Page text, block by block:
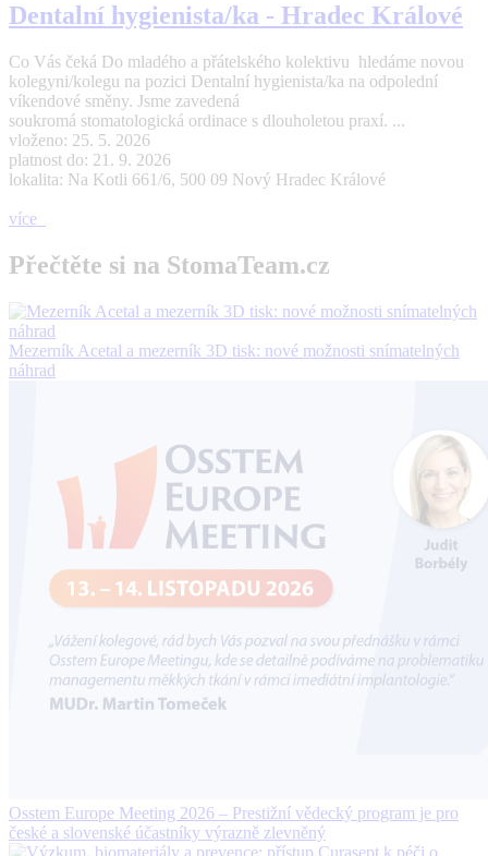
Dentalní hygienista/ka - Hradec Králové
Co Vás čeká Do mladého a přátelského kolektivu hledáme novou
kolegyni/kolegu na pozici Dentalní hygienista/ka na odpolední
víkendové směny. Jsme zavedená
soukromá stomatologická ordinace s dlouholetou praxí. ...
vloženo: 25. 5. 2026
platnost do: 21. 9. 2026
lokalita: Na Kotli 661/6, 500 09 Nový Hradec Králové
více
Přečtěte si na StomaTeam.cz
Mezerník Acetal a mezerník 3D tisk: nové možnosti snímatelných
náhrad
Osstem Europe Meeting 2026 – Prestižní vědecký program je pro
české a slovenské účastníky výrazně zlevněný